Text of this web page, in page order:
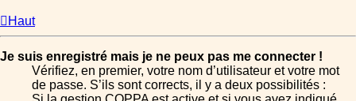
Haut
Je suis enregistré mais je ne peux pas me connecter !
Vérifiez, en premier, votre nom d’utilisateur et votre mot
de passe. S’ils sont corrects, il y a deux possibilités :